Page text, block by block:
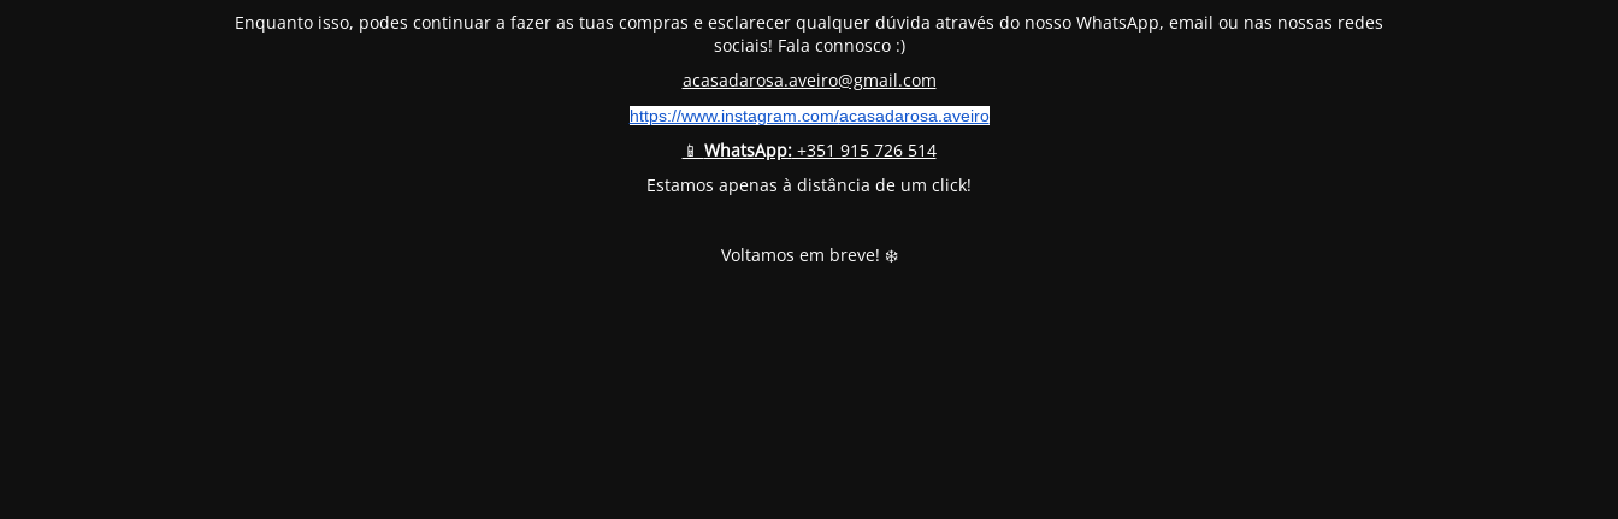
Enquanto isso, podes continuar a fazer as tuas compras e esclarecer qualquer dúvida através do nosso WhatsApp, email ou nas nossas redes
sociais! Fala connosco :)
acasadarosa.aveiro@gmail.com
https://www.instagram.com/acasadarosa.aveiro
📱 WhatsApp:+351 915 726 514
Estamos apenas à distância de um click!
Voltamos em breve! ❄️